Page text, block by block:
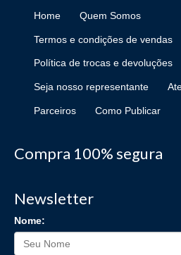
Home Quem Somos
Termos e condições de vendas
Política de trocas e devoluções
Seja nosso representante
Parceiros Como Publicar
Compra 100% segura
Newsletter
Nome: